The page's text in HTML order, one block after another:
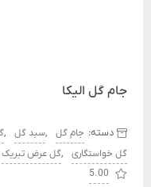
جام گل الیکا
دسته: جام گل ,سبد گل ,
گل خواستگاری ,گل عرض تبریک
5.00